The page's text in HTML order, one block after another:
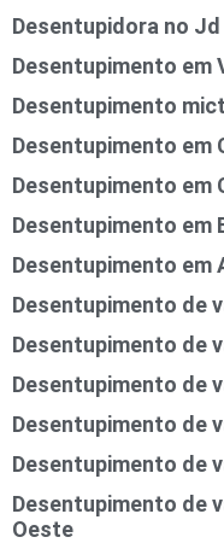
Desentupidora no Jd
Desentupimento em
Desentupimento
Desentupimento em
Desentupimento em
Desentupimento em
Desentupimento em
Desentupimento de
Desentupimento de
Desentupimento de
Desentupimento de
Desentupimento de
Desentupimento de
Oeste